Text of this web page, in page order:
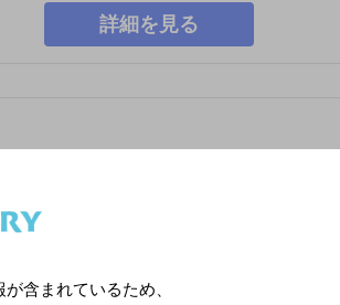
詳細を見る
今月より個室がリニューアルオープン
含まれているため、